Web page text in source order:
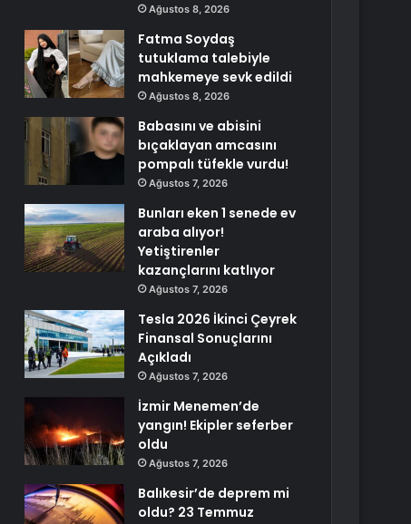
Ağustos 8, 2026
Fatma Soydaş
tutuklama talebiyle
mahkemeye sevk edildi
Ağustos 8, 2026
Babasını ve abisini
bıçaklayan amcasını
pompalı tüfekle vurdu!
Ağustos 7, 2026
Bunları eken 1 senede ev
araba alıyor!
Yetiştirenler
kazançlarını katlıyor
Ağustos 7, 2026
Tesla 2026 İkinci Çeyrek
Finansal Sonuçlarını
Açıkladı
Ağustos 7, 2026
İzmir Menemen’de
yangın! Ekipler seferber
oldu
Ağustos 7, 2026
Balıkesir’de deprem mi
oldu? 23 Temmuz